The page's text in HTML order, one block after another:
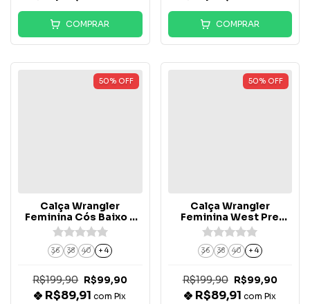
COMPRAR COMPRAR
50% OFF
Calça Wrangler
Feminina Cós Baixo -
1219M96025
36 38 40 + 4
R$199,90 R$99,90
R$89,91com Pix
50% OFF
Calça Wrangler
Feminina West Pre
Wash - 15M6J0250
36 38 40 + 4
R$199,90 R$99,90
R$89,91 com Pix